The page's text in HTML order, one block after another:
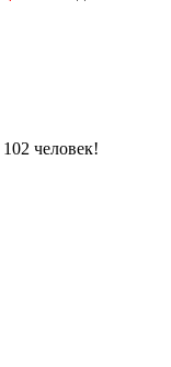
102 человек!